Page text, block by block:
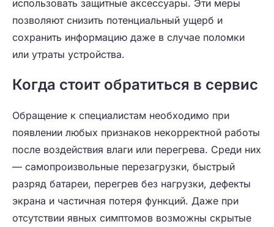
использовать защитные аксессуары. Эти меры
позволяют снизить потенциальный ущерб и
сохранить информацию даже в случае поломки
или утраты устройства.
Когда стоит обратиться в сервис
Обращение к специалистам необходимо при
появлении любых признаков некорректной работы
после воздействия влаги или перегрева. Среди них
— самопроизвольные перезагрузки, быстрый
разряд батареи, перегрев без нагрузки, дефекты
экрана и частичная потеря функций. Даже при
отсутствии явных симптомов возможны скрытые